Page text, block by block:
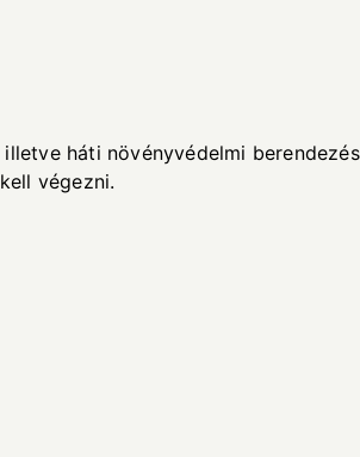
háti növényvédelmi
végezni.